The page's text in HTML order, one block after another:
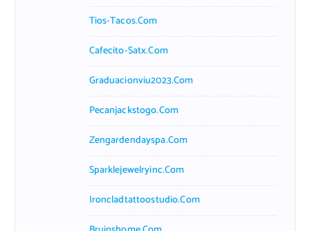
Tios-Tacos.com
Cafecito-Satx.com
Graduacionviu2023.com
Pecanjackstogo.com
Zengardendayspa.com
Sparklejewelryinc.com
Ironcladtattoostudio.com